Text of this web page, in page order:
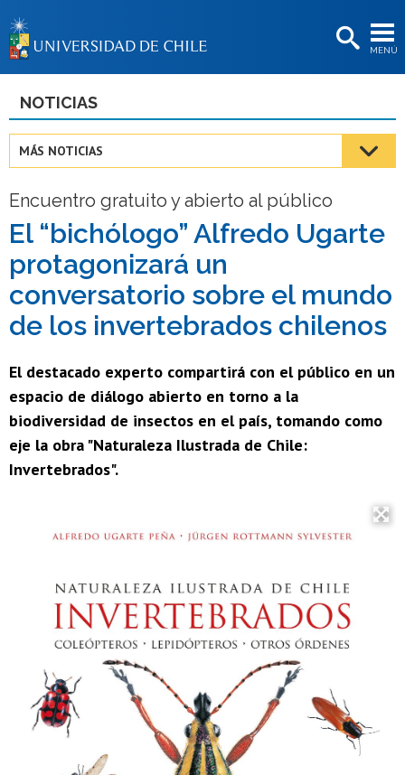
MENÚ
BIBLIOTECAS
Estudiantes
Académicas/os
Funcionarias/os
Egresadas/os
NOTICIAS
MÁS NOTICIAS
Encuentro gratuito y abierto al público
El “bichólogo” Alfredo Ugarte
protagonizará un
conversatorio sobre el mundo
de los invertebrados chilenos
El destacado experto compartirá con el público en un
espacio de diálogo abierto en torno a la
biodiversidad de insectos en el país, tomando como
eje la obra "Naturaleza Ilustrada de Chile:
Invertebrados".